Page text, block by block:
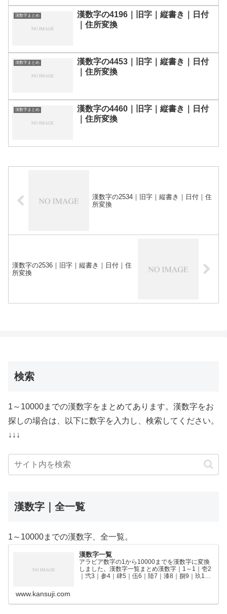
漢数字まとめ
漢数字の4196｜旧字｜縦書き｜日付
｜住所変換
漢数字まとめ
漢数字の4453｜旧字｜縦書き｜日付
｜住所変換
漢数字まとめ
漢数字の4460｜旧字｜縦書き｜日付
｜住所変換
漢数字の2534｜旧字｜縦書き｜日付｜住
所変換
漢数字の2536｜旧字｜縦書き｜日付｜住
所変換
検索
1～10000までの漢数字をまとめてあります。漢数字をお
探しの場合は、以下に数字を入力し、検索してください。
↓↓↓
漢数字｜全一覧
1～10000までの漢数字、全一覧。
漢数字一覧
アラビア数字の1から10000までを漢数字に変換
しました。漢数字一覧まとめ漢数字｜1～1｜壱2
｜弐3｜参4｜肆5｜伍6｜陸7｜漆8｜捌9｜玖10
www.kansuji.com